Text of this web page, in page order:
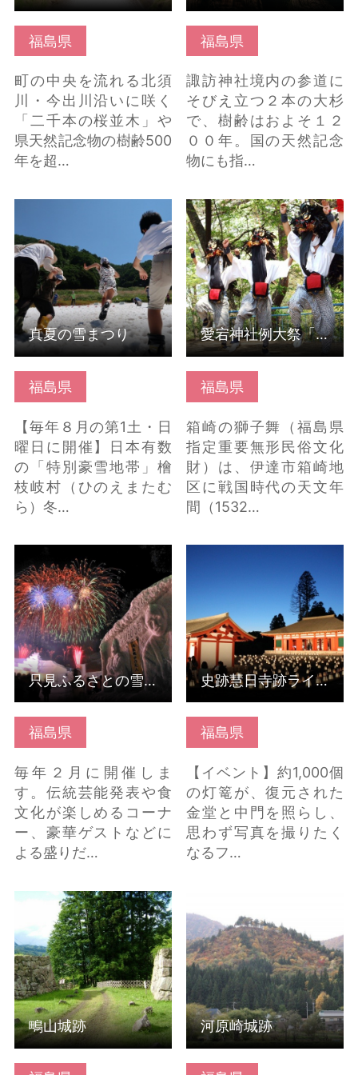
福島県
町の中央を流れる北須
川・今出川沿いに咲く
「二千本の桜並木」や
県天然記念物の樹齢500
年を超…
福島県
諏訪神社境内の参道に
そびえ立つ２本の大杉
で、樹齢はおよそ１２
００年。国の天然記念
物にも指…
福島県
【毎年８月の第1土・日
曜日に開催】日本有数
の「特別豪雪地帯」檜
枝岐村（ひのえまたむ
ら）冬…
真夏の雪まつり の詳細
真夏の雪まつり
福島県
箱崎の獅子舞（福島県
指定重要無形民俗文化
財）は、伊達市箱崎地
区に戦国時代の天文年
間（1532…
愛宕神社例大祭「箱崎
の獅子舞」 の詳細はこ
ちら
愛宕神社例大祭「箱崎の獅子舞」
福島県
毎年２月に開催しま
す。伝統芸能発表や食
文化が楽しめるコーナ
ー、豪華ゲストなどに
よる盛りだ…
只見ふるさとの雪まつ
り の詳細はこちら
只見ふるさとの雪まつり
福島県
【イベント】約1,000個
の灯篭が、復元された
金堂と中門を照らし、
思わず写真を撮りたく
なるフ…
ップイベント「月待ち
の灯り」 の詳細はこち
史跡慧日寺跡ライトアップイベント「月待ちの灯り」
鴫山城跡 の詳細はこち
鴫山城跡
ちら
河原崎城跡